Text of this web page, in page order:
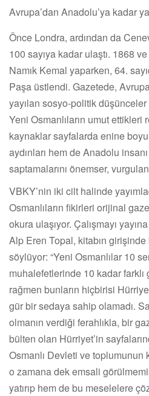
Avrupa’dan Anadolu’ya kadar
Önce Londra, ardından da
100 sayıya kadar ulaştı. 1868
Namık Kemal yaparken, 64.
Paşa üstlendi. Gazetede,
yayılan sosyo-politik düşünceler
Yeni Osmanlıların umut
kaynaklar sayfalarda enine
aydınları hem de Anadolu
saptamalarını önemser,
VBKY’nin iki cilt halinde
Osmanlıların fikirleri orijinal
okura ulaşıyor. Çalışmayı
Alp Eren Topal, kitabın
söylüyor: “Yeni Osmanlılar 10
muhalefetlerinde 10 kadar farklı
rağmen bunların hiçbirisi
gür bir sedaya sahip olamadı.
olmanın verdiği ferahlıkla, bir
bülten olan Hürriyet’in
Osmanlı Devleti ve
o zamana dek emsali
yatırıp hem de bu meselelere